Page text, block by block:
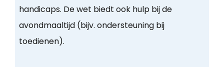
handicaps. De wet biedt ook hulp bij de
avondmaaltijd (bijv. ondersteuning bij
toedienen).